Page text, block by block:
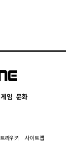
게임 문화
라위키 사이트맵